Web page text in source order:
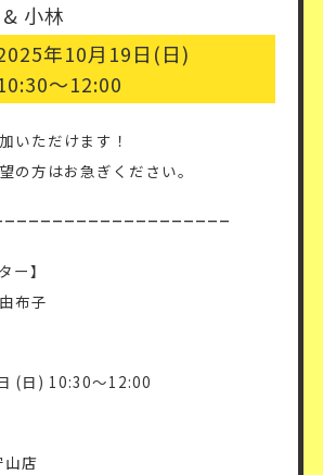
小林
年10月19日(日)
〜12:00
いただけます！
の方はお急ぎください。
ー】
布子
(日) 10:30〜12:00
山店